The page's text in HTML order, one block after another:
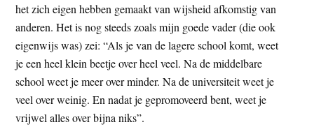
het zich eigen hebben gemaakt van wijsheid afkomstig van
anderen. Het is nog steeds zoals mijn goede vader (die ook
eigenwijs was) zei: “Als je van de lagere school komt, weet
je een heel klein beetje over heel veel. Na de middelbare
school weet je meer over minder. Na de universiteit weet je
veel over weinig. En nadat je gepromoveerd bent, weet je
vrijwel alles over bijna niks”.